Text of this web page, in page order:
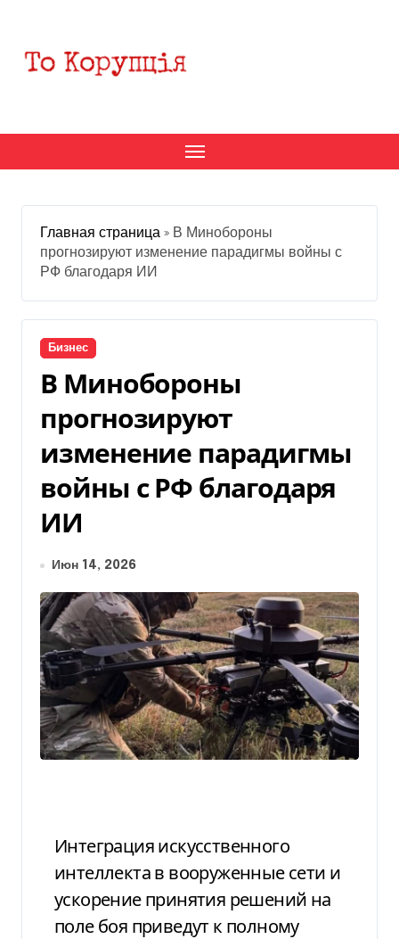
содержанию
Главная страница » В Минобороны
прогнозируют изменение парадигмы войны с
РФ благодаря ИИ
Бизнес
В Минобороны
прогнозируют
изменение парадигмы
войны с РФ благодаря
ИИ
Июн 14, 2026
Интеграция искусственного
интеллекта в вооруженные сети и
ускорение принятия решений на
поле боя приведут к полному